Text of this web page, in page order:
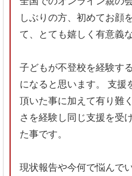
しぶりの方、初めてお顔
て、とても嬉しく有意義
子どもが不登校を経験す
になると思います。
支援
頂いた事に加えて有り難
さを経験し同じ支援を受
た事です。
現状報告や今何で悩んで